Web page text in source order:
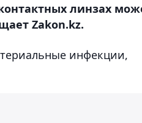
линзах
Zakon.kz.
инфекции,